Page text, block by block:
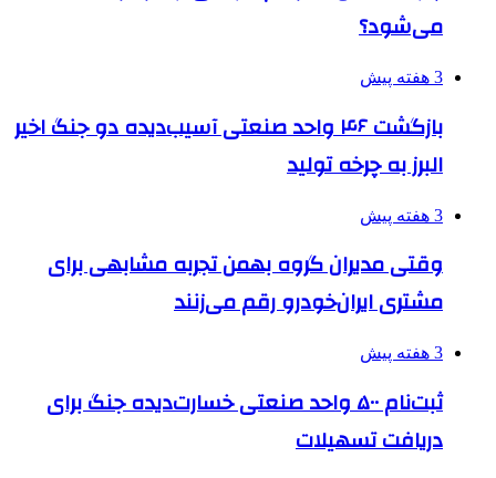
می‌شود؟
3 هفته پیش
بازگشت ۴۶ واحد صنعتی آسیب‌دیده دو جنگ اخیر
البرز به چرخه تولید
3 هفته پیش
وقتی مدیران گروه بهمن تجربه مشابهی برای
مشتری ایران‌خودرو رقم می‌زنند
3 هفته پیش
ثبت‌نام ۵۰۰ واحد صنعتی خسارت‌دیده جنگ برای
دریافت تسهیلات